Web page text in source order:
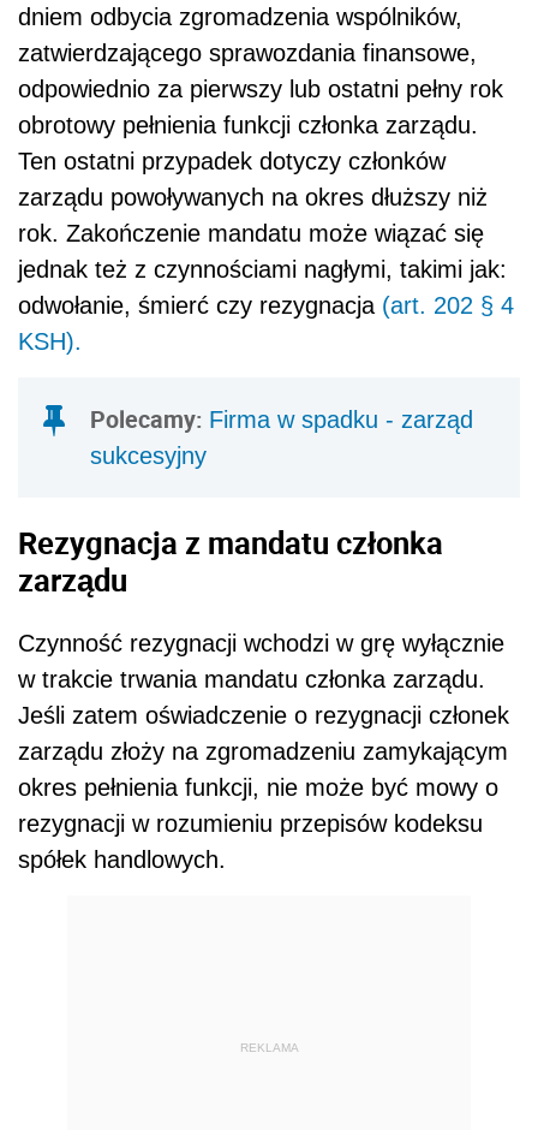
dniem odbycia zgromadzenia wspólników,
zatwierdzającego sprawozdania finansowe,
odpowiednio za pierwszy lub ostatni pełny rok
obrotowy pełnienia funkcji członka zarządu.
Ten ostatni przypadek dotyczy członków
zarządu powoływanych na okres dłuższy niż
rok. Zakończenie mandatu może wiązać się
jednak też z czynnościami nagłymi, takimi jak:
odwołanie, śmierć czy rezygnacja (art. 202 § 4
KSH).
Polecamy: Firma w spadku - zarząd
sukcesyjny
Rezygnacja z mandatu członka
zarządu
Czynność rezygnacji wchodzi w grę wyłącznie
w trakcie trwania mandatu członka zarządu.
Jeśli zatem oświadczenie o rezygnacji członek
zarządu złoży na zgromadzeniu zamykającym
okres pełnienia funkcji, nie może być mowy o
rezygnacji w rozumieniu przepisów kodeksu
spółek handlowych.
REKLAMA